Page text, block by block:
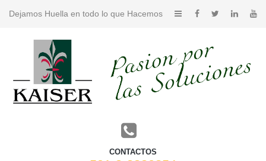
Dejamos Huella en todo lo que Hacemos
CONTACTOS